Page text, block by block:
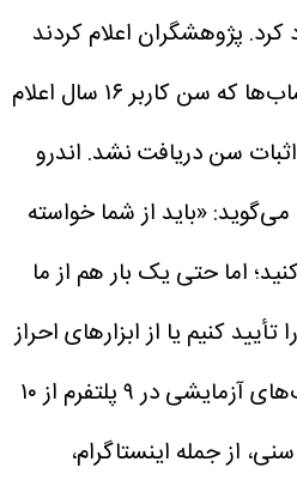
پژوهشگران اعلام کردند
که در هیچ‌کدام از این حساب‌ها که سن کاربر ۱۶ سال اعلام
سن دریافت نشد. اندرو
هاموند، مدیر شرکت KJR می‌گوید: «باید از شما خواسته
اما حتی یک بار هم از ما
کنیم یا از ابزارهای احراز
حساب‌های آزمایشی در ۹ پلتفرم از ۱۰
از جمله اینستاگرام،